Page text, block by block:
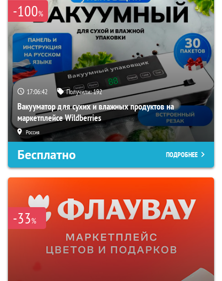
-100%
17:06:40 Получили:192
Вакууматор для сухих и влажных продуктов на
маркетплейсе Wildberries
Россия
Бесплатно ПОДРОБНЕЕ
-33%